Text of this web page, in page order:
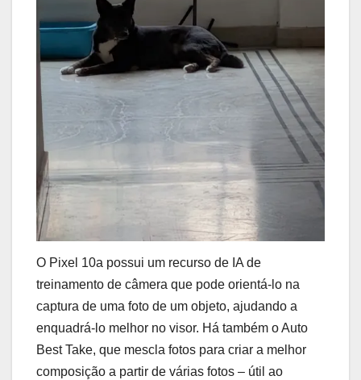
O Pixel 10a possui um recurso de IA de
treinamento de câmera que pode orientá-lo na
captura de uma foto de um objeto, ajudando a
enquadrá-lo melhor no visor. Há também o Auto
Best Take, que mescla fotos para criar a melhor
composição a partir de várias fotos – útil ao